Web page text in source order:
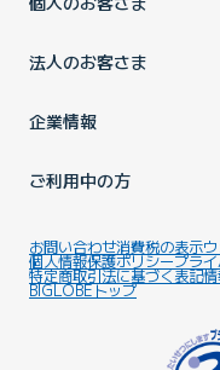
法人のお客さま
企業情報
ご利用中の方
お問い合わせ消費税の表示
個人情報保護ポリシープラ
特定商取引法に基づく表記
BIGLOBEトップ